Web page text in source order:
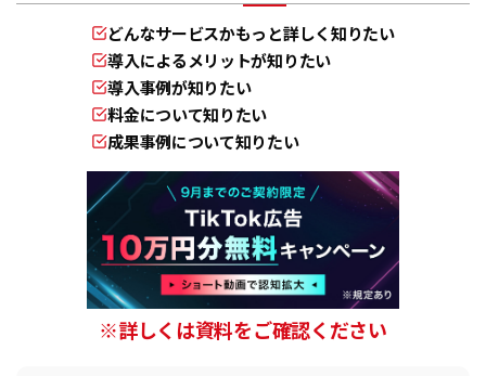
どんなサービスかもっと詳しく知りたい
導入によるメリットが知りたい
導入事例が知りたい
料金について知りたい
成果事例について知りたい
※詳しくは資料をご確認ください